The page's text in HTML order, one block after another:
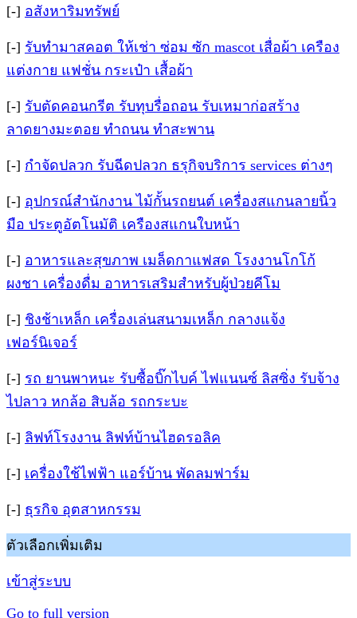
[-] อสังหาริมทรัพย์
[-] รับทำมาสคอต ให้เช่า ซ่อม ซัก mascot เสื่อผ้า เครือง
แต่งกาย แฟชั่น กระเป๋า เสื้อผ้า
[-] รับตัดคอนกรีต รับทุบรื่อถอน รับเหมาก่อสร้าง
ลาดยางมะตอย ทำถนน ทำสะพาน
[-] กำจัดปลวก รับฉีดปลวก ธรุกิจบริการ services ต่างๆ
[-] อุปกรณ์สำนักงาน ไม้กั้นรถยนต์ เครื่องสแกนลายนิ้ว
มือ ประตูอัตโนมัติ เครืองสแกนใบหน้า
[-] อาหารและสุขภาพ เมล็ดกาแฟสด โรงงานโกโก้
ผงชา เครื่องดื่ม อาหารเสริมสำหรับผู้ป่วยคีโม
[-] ชิงช้าเหล็ก เครื่องเล่นสนามเหล็ก กลางแจ้ง
เฟอร์นิเจอร์
[-] รถ ยานพาหนะ รับซื้อบิ๊กไบค์ ไฟแนนซ์ ลิสซิ่ง รับจ้าง
ไปลาว หกล้อ สิบล้อ รถกระบะ
[-] ลิฟท์โรงงาน ลิฟท์บ้านไฮดรอลิค
[-] เครื่องใช้ไฟฟ้า แอร์บ้าน พัดลมฟาร์ม
[-] ธุรกิจ อุตสาหกรรม
ตัวเลือกเพิ่มเติม
เข้าสู่ระบบ
Go to full version